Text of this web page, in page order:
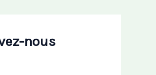
nous